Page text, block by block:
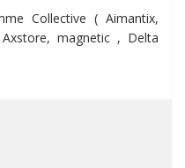
Collective ( Aimantix,
Axstore, magnetic , Delta